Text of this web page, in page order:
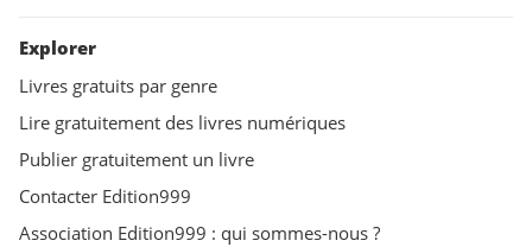
Explorer
Livres gratuits par genre
Lire gratuitement des livres numériques
Publier gratuitement un livre
Contacter Edition999
Association Edition999 : qui sommes-nous ?